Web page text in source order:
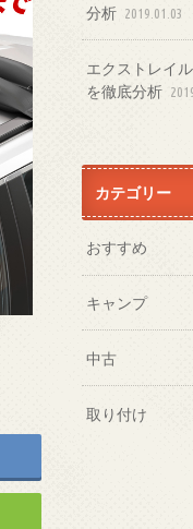
分析 2019.01.03
エクストレイ
を徹底分析
カテゴリー
おすすめ
キャンプ
中古
取り付け